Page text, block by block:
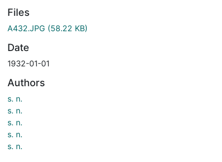
Files
A432.JPG (58.22 KB)
Date
1932-01-01
Authors
s. n.
s. n.
s. n.
s. n.
s. n.